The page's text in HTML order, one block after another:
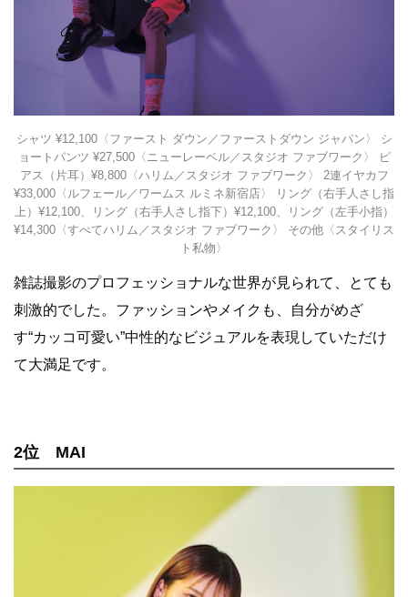
シャツ ¥12,100〈ファースト ダウン／ファーストダウン ジャパン〉 シ
ョートパンツ ¥27,500〈ニューレーベル／スタジオ ファブワーク〉 ピ
アス（片耳）¥8,800〈ハリム／スタジオ ファブワーク〉 2連イヤカフ
¥33,000〈ルフェール／ワームス ルミネ新宿店〉 リング（右手人さし指
上）¥12,100、リング（右手人さし指下）¥12,100、リング（左手小指）
¥14,300〈すべてハリム／スタジオ ファブワーク〉 その他〈スタイリス
ト私物〉
雑誌撮影のプロフェッショナルな世界が見られて、とても
刺激的でした。ファッションやメイクも、自分がめざ
す“カッコ可愛い”中性的なビジュアルを表現していただけ
て大満足です。
2位 MAI